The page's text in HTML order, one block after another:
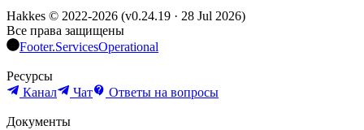
Hakkes © 2022-2026 (v0.24.19 · 28 Jul 2026)
Все права защищены
Footer.ServicesOperational
Ресурсы
Канал
Чат Ответы на вопросы
Документы